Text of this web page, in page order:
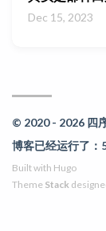
Dec 15, 2023
© 2020 - 2026 四
博客已经运行了：
Built with Hugo
Theme Stack